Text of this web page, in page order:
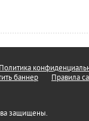
Политика
баннер Правила
защищены.